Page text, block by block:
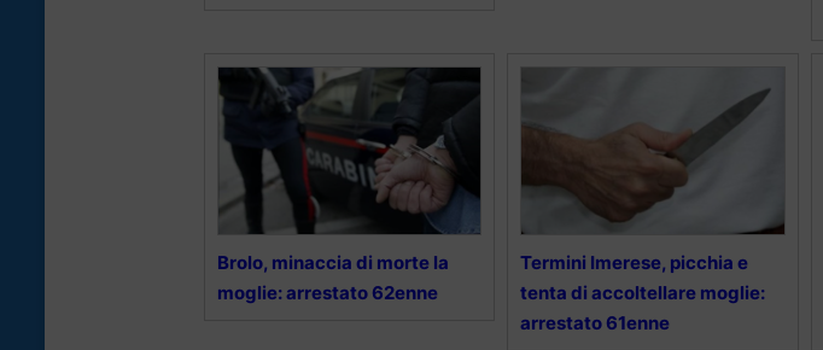
Brolo, minaccia di morte la
moglie: arrestato 62enne
Termini Imerese, picchia e
tenta di accoltellare moglie:
arrestato 61enne